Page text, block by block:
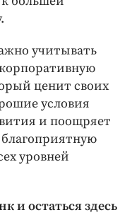
учитывать
ценит своих
условия
и поощряет
уровней
и остаться здесь